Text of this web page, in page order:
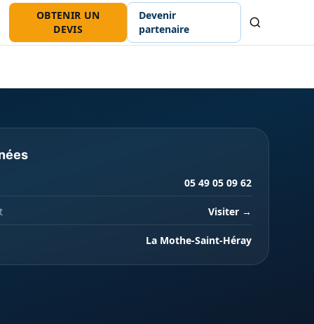
OBTENIR UN
DEVIS
Devenir
partenaire
05 49 05 09 62
Visiter →
La Mothe-Saint-Héray